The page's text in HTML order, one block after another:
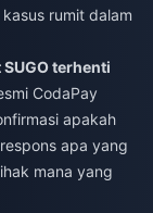
rumit dalam
terhenti
CodaPay
apakah
apa yang
mana yang